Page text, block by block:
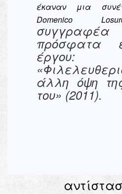
έκαναν μια
Domenico
πρόσφατα
έργου:
άλλη όψη
του» (2011).